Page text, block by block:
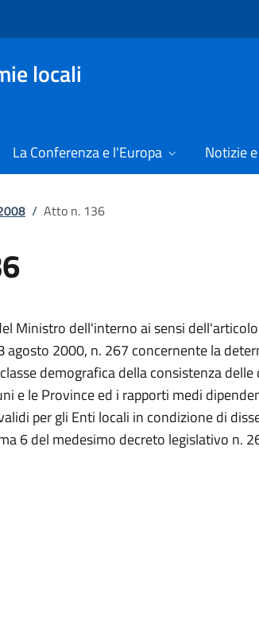
locali
La Conferenza e l'Europa Notizie
/ Atto n. 136
Ministro dell'interno ai sensi
agosto 2000, n. 267 concernente la
demografica della consistenza
e le Province ed i rapporti medi
per gli Enti locali in condizione di
6 del medesimo decreto legislativo n.